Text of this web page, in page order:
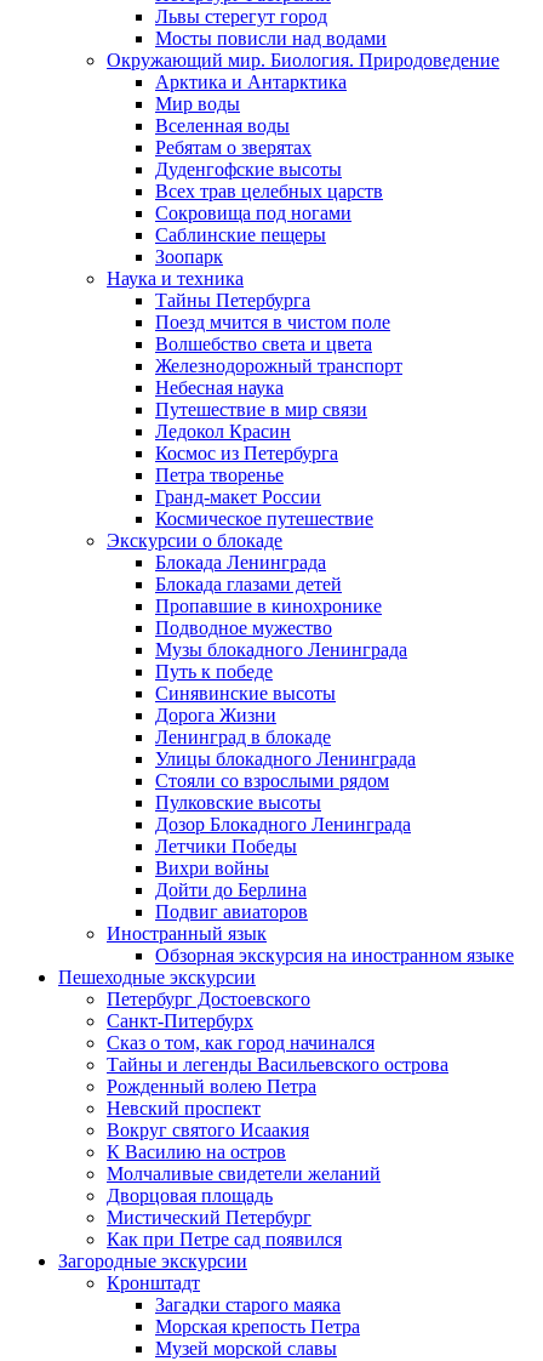
Львы стерегут город
Мосты повисли над водами
Окружающий мир. Биология. Природоведение
Арктика и Антарктика
Мир воды
Вселенная воды
Ребятам о зверятах
Дуденгофские высоты
Всех трав целебных царств
Сокровища под ногами
Саблинские пещеры
Зоопарк
Наука и техника
Тайны Петербурга
Поезд мчится в чистом поле
Волшебство света и цвета
Железнодорожный транспорт
Небесная наука
Путешествие в мир связи
Ледокол Красин
Космос из Петербурга
Петра творенье
Гранд-макет России
Космическое путешествие
Экскурсии о блокаде
Блокада Ленинграда
Блокада глазами детей
Пропавшие в кинохронике
Подводное мужество
Музы блокадного Ленинграда
Путь к победе
Синявинские высоты
Дорога Жизни
Ленинград в блокаде
Улицы блокадного Ленинграда
Стояли со взрослыми рядом
Пулковские высоты
Дозор Блокадного Ленинграда
Летчики Победы
Вихри войны
Дойти до Берлина
Подвиг авиаторов
Иностранный язык
Обзорная экскурсия на иностранном языке
Пешеходные экскурсии
Петербург Достоевского
Санкт-Питербурх
Сказ о том, как город начинался
Тайны и легенды Васильевского острова
Рожденный волею Петра
Невский проспект
Вокруг святого Исаакия
К Василию на остров
Молчаливые свидетели желаний
Дворцовая площадь
Мистический Петербург
Как при Петре сад появился
Загородные экскурсии
Кронштадт
Загадки старого маяка
Морская крепость Петра
Музей морской славы